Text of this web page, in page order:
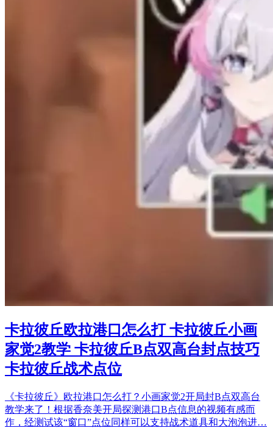
卡拉彼丘欧拉港口怎么打 卡拉彼丘小画
家觉2教学 卡拉彼丘B点双高台封点技巧
卡拉彼丘战术点位
《卡拉彼丘》欧拉港口怎么打？小画家觉2开局封B点双高台
教学来了！根据香奈美开局探测港口B点信息的视频有感而
作，经测试该“窗口”点位同样可以支持战术道具和大泡泡进…